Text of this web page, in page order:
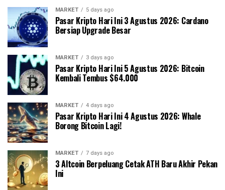
MARKET 5 days ago
Pasar Kripto Hari Ini 3 Agustus 2026: Cardano
Bersiap Upgrade Besar
MARKET 3 days ago
Pasar Kripto Hari Ini 5 Agustus 2026: Bitcoin
Kembali Tembus $64.000
MARKET 4 days ago
Pasar Kripto Hari Ini 4 Agustus 2026: Whale
Borong Bitcoin Lagi!
MARKET 7 days ago
3 Altcoin Berpeluang Cetak ATH Baru Akhir Pekan
Ini